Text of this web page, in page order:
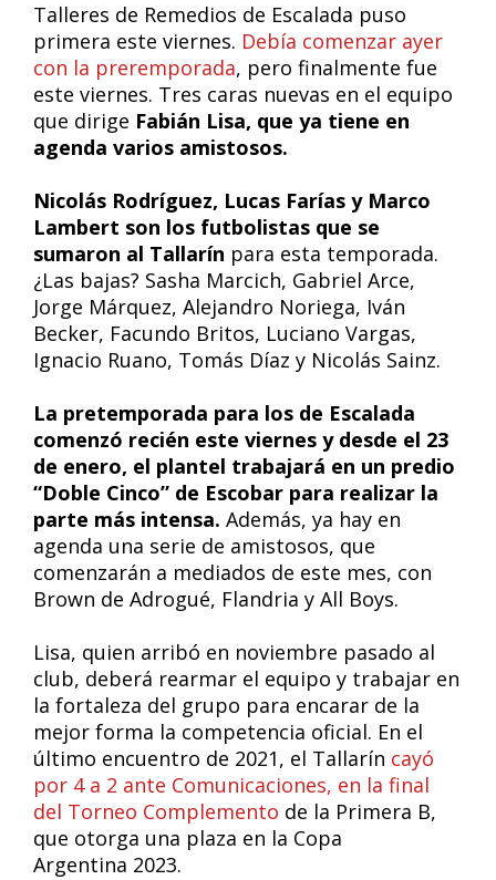
Talleres de Remedios de Escalada puso
primera este viernes. Debía comenzar ayer
con la preremporada, pero finalmente fue
este viernes. Tres caras nuevas en el equipo
que dirige Fabián Lisa, que ya tiene en
agenda varios amistosos.
Nicolás Rodríguez, Lucas Farías y Marco
Lambert son los futbolistas que se
sumaron al Tallarín para esta temporada.
¿Las bajas? Sasha Marcich, Gabriel Arce,
Jorge Márquez, Alejandro Noriega, Iván
Becker, Facundo Britos, Luciano Vargas,
Ignacio Ruano, Tomás Díaz y Nicolás Sainz.
La pretemporada para los de Escalada
comenzó recién este viernes y desde el 23
de enero, el plantel trabajará en un predio
“Doble Cinco” de Escobar para realizar la
parte más intensa. Además, ya hay en
agenda una serie de amistosos, que
comenzarán a mediados de este mes, con
Brown de Adrogué, Flandria y All Boys.
Lisa, quien arribó en noviembre pasado al
club, deberá rearmar el equipo y trabajar en
la fortaleza del grupo para encarar de la
mejor forma la competencia oficial. En el
último encuentro de 2021, el Tallarín cayó
por 4 a 2 ante Comunicaciones, en la final
del Torneo Complemento de la Primera B,
que otorga una plaza en la Copa
Argentina 2023.